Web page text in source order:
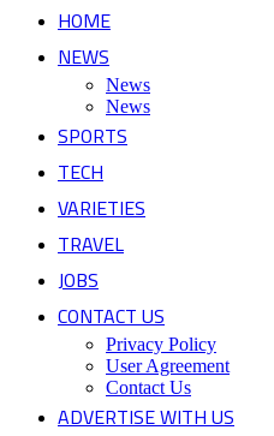
HOME
NEWS
News
News
SPORTS
TECH
VARIETIES
TRAVEL
JOBS
CONTACT US
Privacy Policy
User Agreement
Contact Us
ADVERTISE WITH US